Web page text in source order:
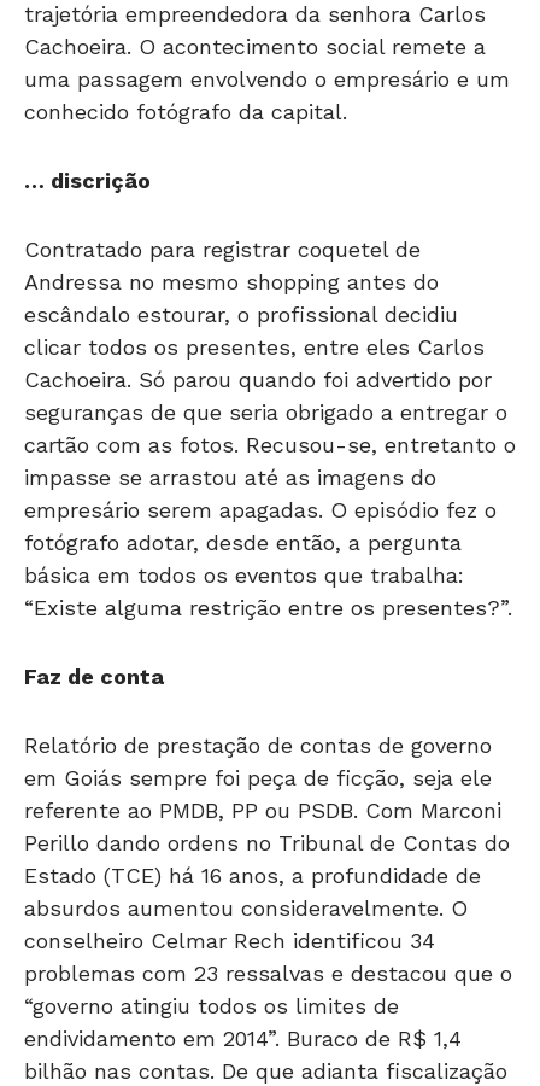
trajetória empreendedora da senhora Carlos
Cachoeira. O acontecimento social remete a
uma passagem envolvendo o empresário e um
conhecido fotógrafo da capital.
… discrição
Contratado para registrar coquetel de
Andressa no mesmo shopping antes do
escândalo estourar, o profissional decidiu
clicar todos os presentes, entre eles Carlos
Cachoeira. Só parou quando foi advertido por
seguranças de que seria obrigado a entregar o
cartão com as fotos. Recusou-se, entretanto o
impasse se arrastou até as imagens do
empresário serem apagadas. O episódio fez o
fotógrafo adotar, desde então, a pergunta
básica em todos os eventos que trabalha:
“Existe alguma restrição entre os presentes?”.
Faz de conta
Relatório de prestação de contas de governo
em Goiás sempre foi peça de ficção, seja ele
referente ao PMDB, PP ou PSDB. Com Marconi
Perillo dando ordens no Tribunal de Contas do
Estado (TCE) há 16 anos, a profundidade de
absurdos aumentou consideravelmente. O
conselheiro Celmar Rech identificou 34
problemas com 23 ressalvas e destacou que o
“governo atingiu todos os limites de
endividamento em 2014”. Buraco de R$ 1,4
bilhão nas contas. De que adianta fiscalização